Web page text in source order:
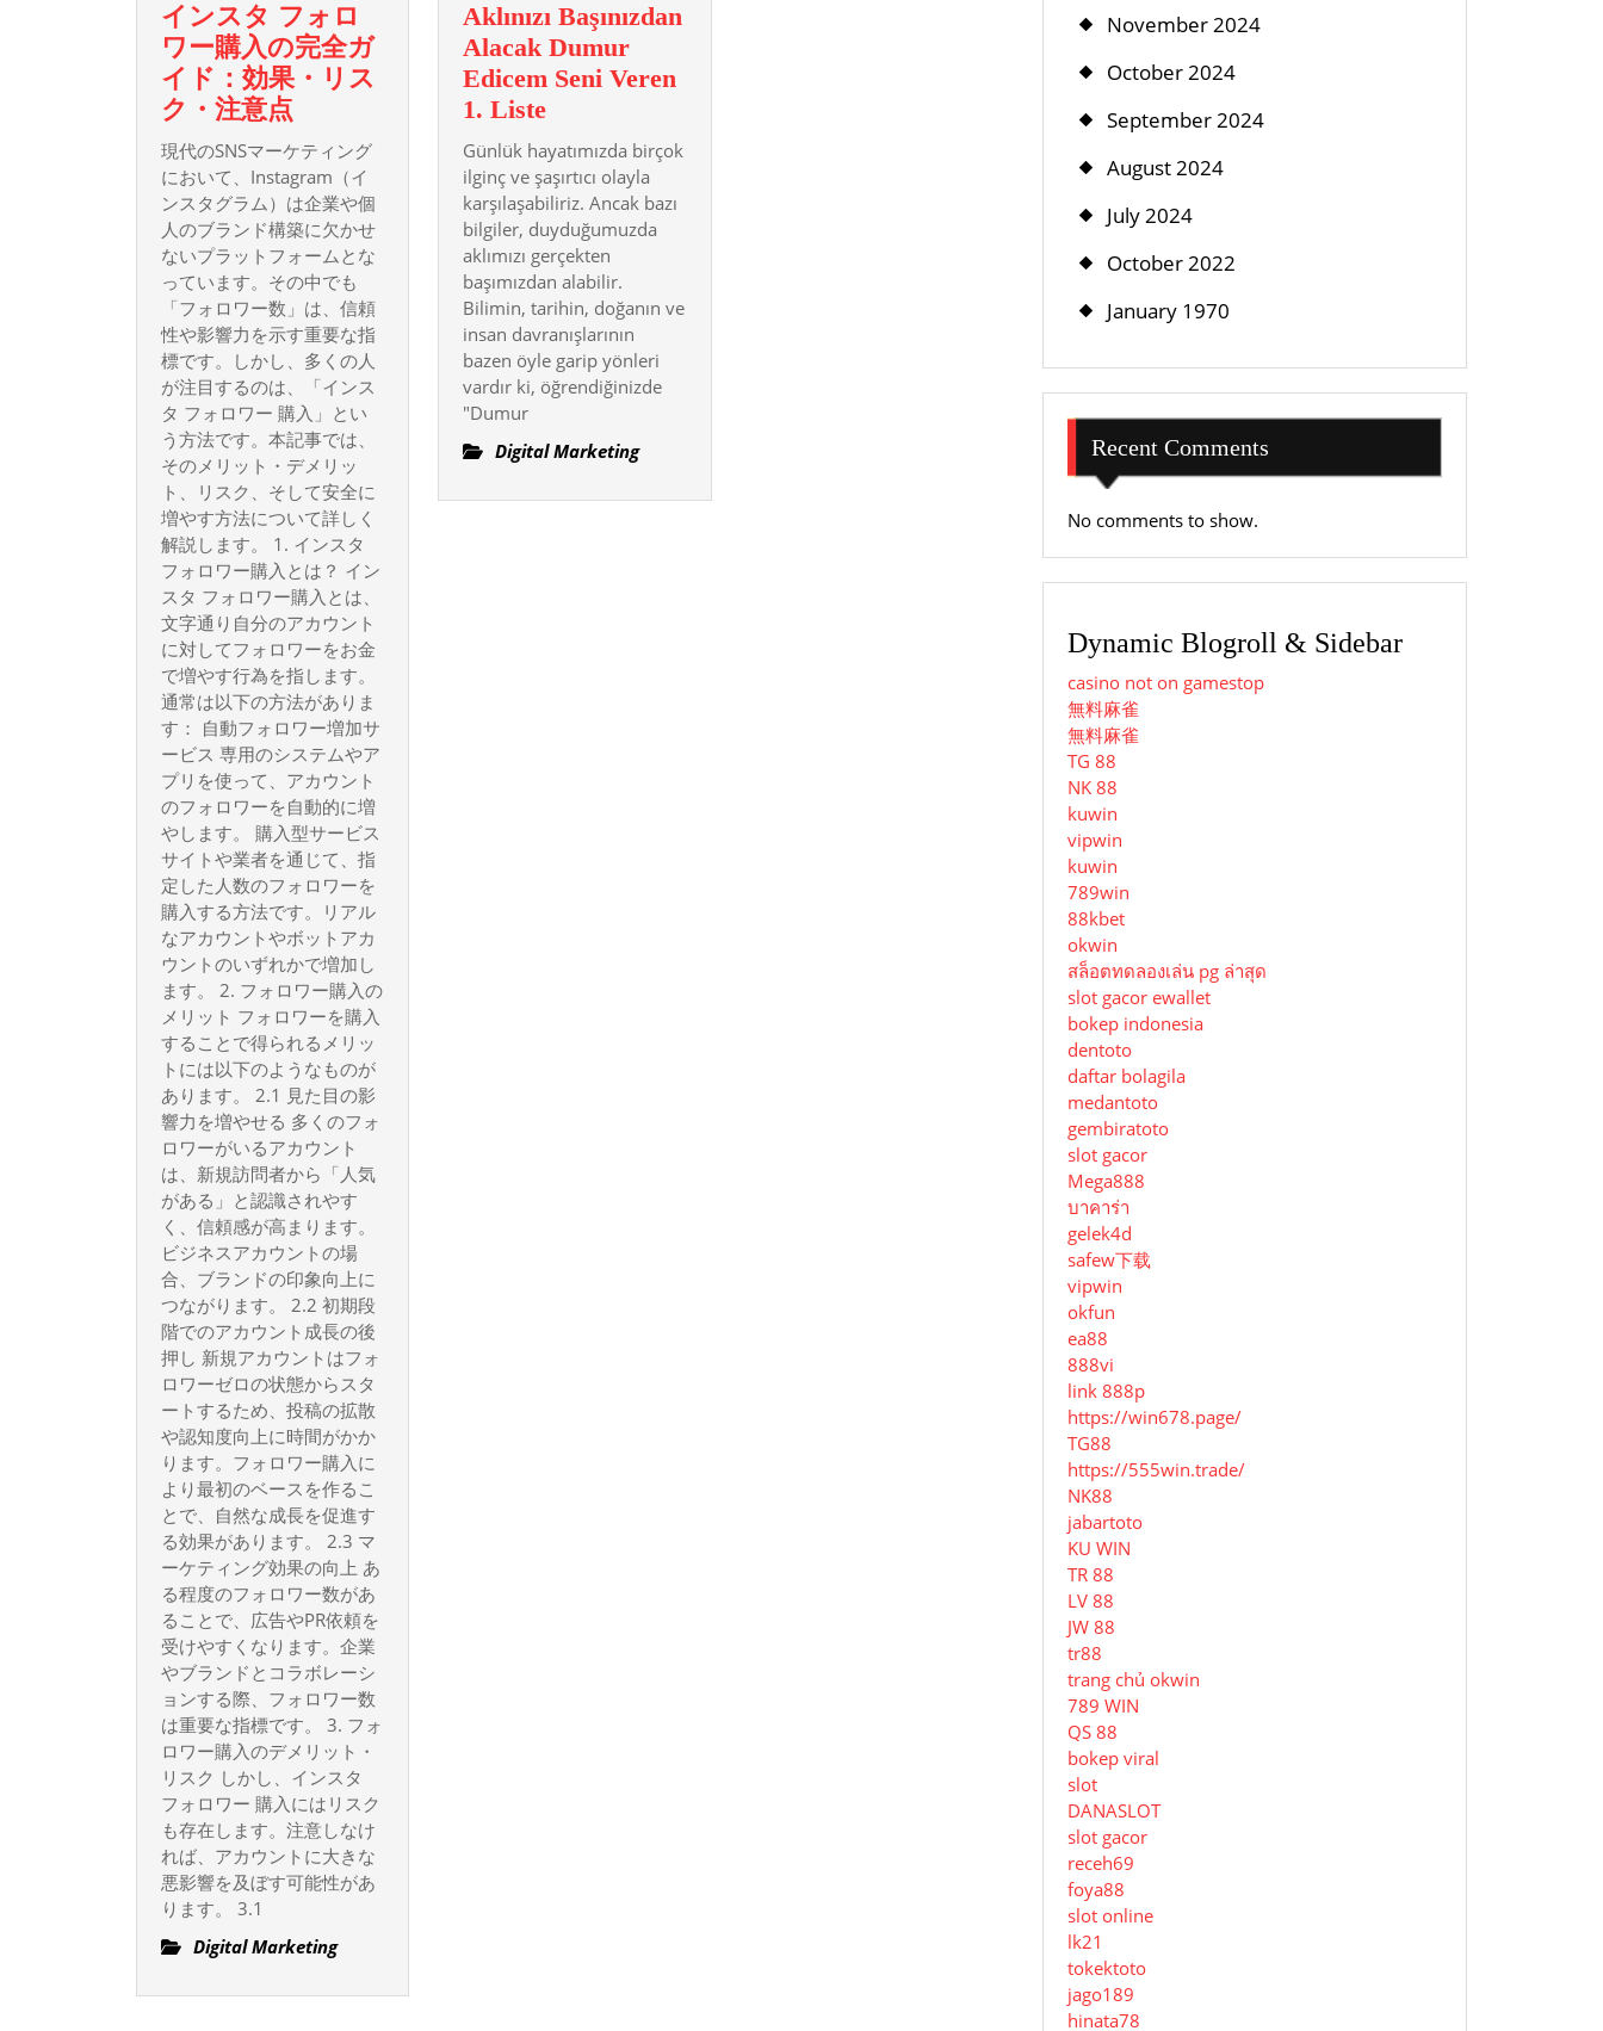
インスタ フォロ
ワー購入の完全ガ
イド：効果・リス
ク・注意点
ン
ス
タ
フ
ォ
ロ
ワ
ー
購
入
の
完
全
ガ
イ
ド：
効
果・
リ
ス
ク・
注
意
点
現代のSNSマーケティング
において、Instagram（イ
ンスタグラム）は企業や個
人のブランド構築に欠かせ
ないプラットフォームとな
っています。その中でも
「フォロワー数」は、信頼
性や影響力を示す重要な指
標です。しかし、多くの人
が注目するのは、「インス
タ フォロワー 購入」とい
う方法です。本記事では、
そのメリット・デメリッ
ト、リスク、そして安全に
増やす方法について詳しく
解説します。 1. インスタ
フォロワー購入とは？ イン
スタ フォロワー購入とは、
文字通り自分のアカウント
に対してフォロワーをお金
で増やす行為を指します。
通常は以下の方法がありま
す： 自動フォロワー増加サ
ービス 専用のシステムやア
プリを使って、アカウント
のフォロワーを自動的に増
やします。 購入型サービス
サイトや業者を通じて、指
定した人数のフォロワーを
購入する方法です。リアル
なアカウントやボットアカ
ウントのいずれかで増加し
ます。 2. フォロワー購入の
メリット フォロワーを購入
することで得られるメリッ
トには以下のようなものが
あります。 2.1 見た目の影
響力を増やせる 多くのフォ
ロワーがいるアカウント
は、新規訪問者から「人気
がある」と認識されやす
く、信頼感が高まります。
ビジネスアカウントの場
合、ブランドの印象向上に
つながります。 2.2 初期段
階でのアカウント成長の後
押し 新規アカウントはフォ
ロワーゼロの状態からスタ
ートするため、投稿の拡散
や認知度向上に時間がかか
ります。フォロワー購入に
より最初のベースを作るこ
とで、自然な成長を促進す
る効果があります。 2.3 マ
ーケティング効果の向上 あ
る程度のフォロワー数があ
ることで、広告やPR依頼を
受けやすくなります。企業
やブランドとコラボレーシ
ョンする際、フォロワー数
は重要な指標です。 3. フォ
ロワー購入のデメリット・
リスク しかし、インスタ
フォロワー 購入にはリスク
も存在します。注意しなけ
れば、アカウントに大きな
悪影響を及ぼす可能性があ
ります。 3.1
Digital Marketing
Aklınızı Başınızdan
Alacak Dumur
Edicem Seni Veren
1. ListeAklınızı
Başınızdan
Alacak
Dumur
Edicem
Seni
Veren
1.
Liste
Günlük hayatımızda birçok
ilginç ve şaşırtıcı olayla
karşılaşabiliriz. Ancak bazı
bilgiler, duyduğumuzda
aklımızı gerçekten
başımızdan alabilir.
Bilimin, tarihin, doğanın ve
insan davranışlarının
bazen öyle garip yönleri
vardır ki, öğrendiğinizde
"Dumur
Digital Marketing
November 2024
October 2024
September 2024
August 2024
July 2024
October 2022
January 1970
Recent Comments
No comments to show.
Dynamic Blogroll & Sidebar
casino not on gamestop
無料麻雀
無料麻雀
TG 88
NK 88
kuwin
vipwin
kuwin
789win
88kbet
okwin
สล็อตทดลองเล่น pg ล่าสุด
slot gacor ewallet
bokep indonesia
dentoto
daftar bolagila
medantoto
gembiratoto
slot gacor
Mega888
บาคาร่า
gelek4d
safew下载
vipwin
okfun
ea88
888vi
link 888p
https://win678.page/
TG88
https://555win.trade/
NK88
jabartoto
KU WIN
TR 88
LV 88
JW 88
tr88
trang chủ okwin
789 WIN
QS 88
bokep viral
slot
DANASLOT
slot gacor
receh69
foya88
slot online
lk21
tokektoto
jago189
hinata78